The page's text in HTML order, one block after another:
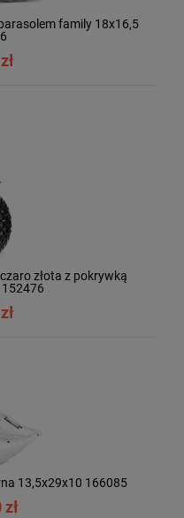
family 18x16,5
złota z pokrywką
13,5x29x10 166085